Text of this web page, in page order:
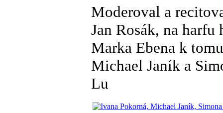
Moderoval a
Jan Rosák, na
Marka Ebena k
Michael Janík a
Lu